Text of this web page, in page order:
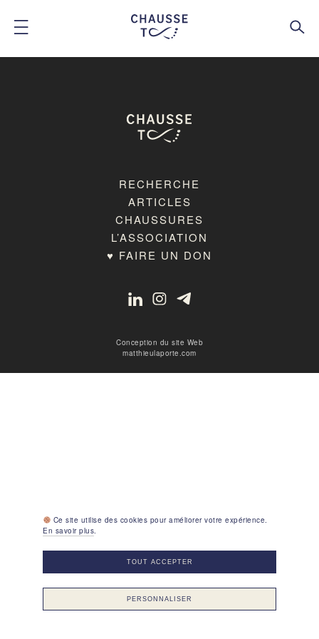
RECHERCHE
ARTICLES
CHAUSSURES
L’ASSOCIATION
♥ FAIRE UN DON
Conception du site Web
matthieulaporte.com
Ce site utilise des cookies pour améliorer votre expérience.
En savoir plus.
TOUT ACCEPTER
PERSONNALISER